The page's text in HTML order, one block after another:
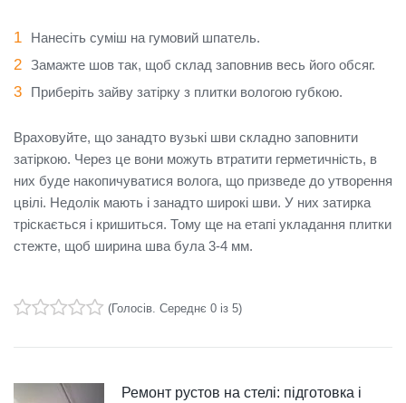
Нанесіть суміш на гумовий шпатель.
Замажте шов так, щоб склад заповнив весь його обсяг.
Приберіть зайву затірку з плитки вологою губкою.
Враховуйте, що занадто вузькі шви складно заповнити
затіркою. Через це вони можуть втратити герметичність, в
них буде накопичуватися волога, що призведе до утворення
цвілі. Недолік мають і занадто широкі шви. У них затирка
тріскається і кришиться. Тому ще на етапі укладання плитки
стежте, щоб ширина шва була 3-4 мм.
(Голосів . Середнє 0 із 5)
Ремонт рустов на стелі: підготовка і